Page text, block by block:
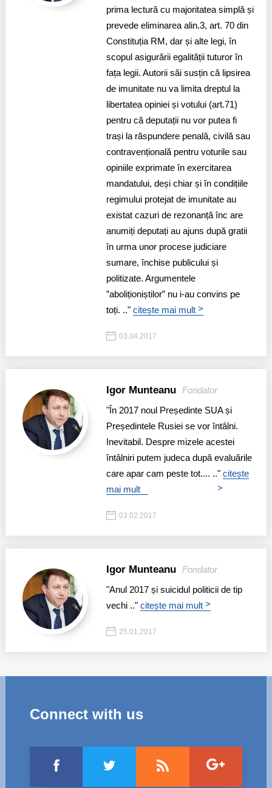
Transparența guvernării locale
Agenda Națională de Business
15 minute de realism economic
Aplică la BUNELE PRACTICI
Transparența întreprinderilor de stat
Cele mai bune și cele mai proaste politici locale din
Moldova
Democrația, independența și transparența instituțiilor
publice-cheie din Moldova
Achizițiile publice în vizorul societății civile
prima lectură cu majoritatea simplă și
prevede eliminarea alin.3, art. 70 din
Constituția RM, dar și alte legi, în
scopul asigurării egalității tuturor în
fața legii. Autorii săi susțin că lipsirea
de imunitate nu va limita dreptul la
libertatea opiniei și votului (art.71)
pentru că deputații nu vor putea fi
trași la răspundere penală, civilă sau
contravențională pentru voturile sau
opiniile exprimate în exercitarea
mandatului, deși chiar și în condițiile
regimului protejat de imunitate au
existat cazuri de rezonanță înc are
anumiți deputați au ajuns după gratii
în urma unor procese judiciare
sumare, închise publicului și
politizate. Argumentele
”aboliționiștilor” nu i-au convins pe
toți. .." citește mai mult >
03.04.2017
Igor Munteanu
Fondator
"În 2017 noul Președinte SUA și
Președintele Rusiei se vor întâlni.
Inevitabil. Despre mizele acestei
întâlniri putem judeca după evaluările
care apar cam peste tot.... .." citește
mai mult
>
03.02.2017
Igor Munteanu
Fondator
"Anul 2017 și suicidul politicii de tip
vechi .." citește mai mult >
25.01.2017
Connect with us